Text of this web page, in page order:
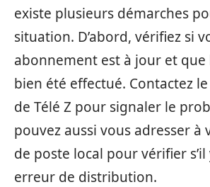
existe plusieurs démarches
situation. D’abord, vérifiez si
abonnement est à jour et que
bien été effectué. Contactez
de Télé Z pour signaler le
pouvez aussi vous adresser à
de poste local pour vérifier s’il
erreur de distribution.